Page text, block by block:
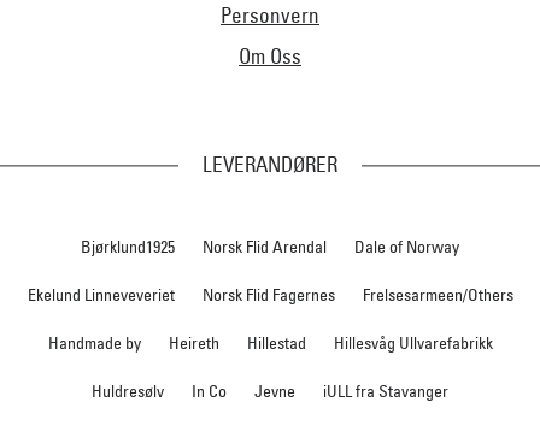
Personvern
Om Oss
LEVERANDØRER
Bjørklund1925 Norsk Flid Arendal Dale of Norway
Ekelund Linneveveriet Norsk Flid Fagernes Frelsesarmeen/Others
Handmade by Heireth Hillestad Hillesvåg Ullvarefabrikk
Huldresølv In Co Jevne iULL fra Stavanger